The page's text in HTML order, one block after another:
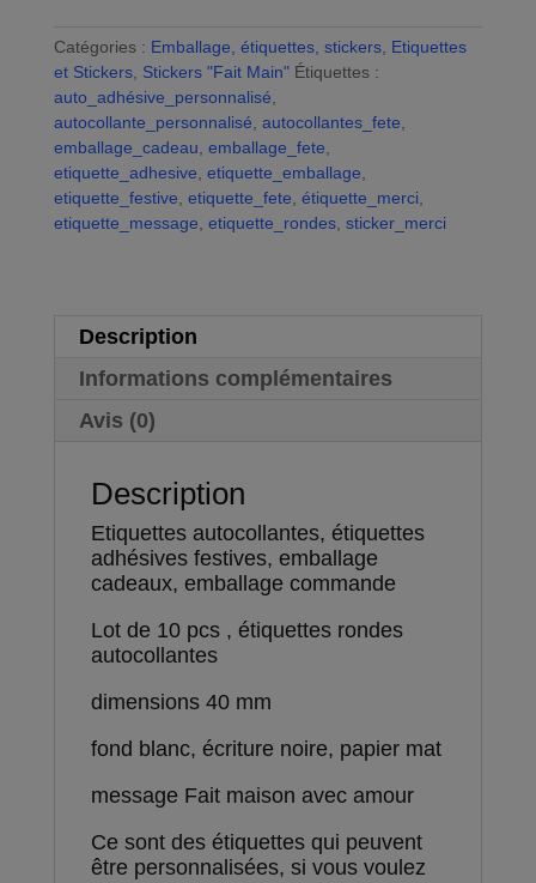
adhésives
festives,
emballage
cadeaux,
sticker
emballage
commande
e
a
v
e
Catégories : Emballage, étiquettes, stickers, Etiquettes
et Stickers, Stickers "Fait Main" Étiquettes :
auto_adhésive_personnalisé
autocollante_personnalisé autocollantes_fete
emballage_cadeau emballage_fete
etiquette_adhesive etiquette_emballage
etiquette_festive etiquette_fete étiquette_merci
etiquette_message etiquette_rondes, sticker_merci
Description
Informations complémentaires
Avis (0)
Description
Etiquettes autocollantes, étiquettes
adhésives festives, emballage
cadeaux, emballage commande
Lot de 10 pcs , étiquettes rondes
autocollantes
dimensions 40 mm
fond blanc, écriture noire, papier mat
message Fait maison avec amour
Ce sont des étiquettes qui peuvent
être personnalisées, si vous voulez